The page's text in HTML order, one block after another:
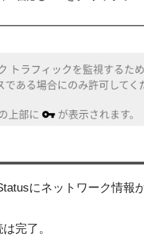
にネットワーク情報
完了。